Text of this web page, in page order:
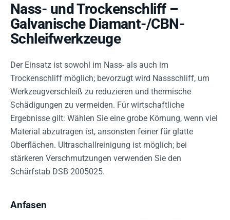
Nass- und Trockenschliff –
Galvanische Diamant-/CBN-
Schleifwerkzeuge
Der Einsatz ist sowohl im Nass- als auch im
Trockenschliff möglich; bevorzugt wird Nassschliff, um
Werkzeugverschleiß zu reduzieren und thermische
Schädigungen zu vermeiden. Für wirtschaftliche
Ergebnisse gilt: Wählen Sie eine grobe Körnung, wenn viel
Material abzutragen ist, ansonsten feiner für glatte
Oberflächen. Ultraschallreinigung ist möglich; bei
stärkeren Verschmutzungen verwenden Sie den
Schärfstab DSB 2005025.
Anfasen